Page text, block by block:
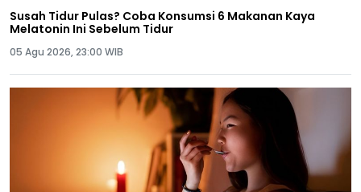
Susah Tidur Pulas? Coba Konsumsi 6 Makanan Kaya
Melatonin Ini Sebelum Tidur
05 Agu 2026, 23:00 WIB